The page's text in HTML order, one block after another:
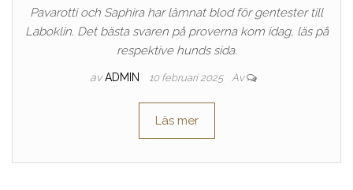
Pavarotti och Saphira har lämnat blod för gentester till
Laboklin. Det bästa svaren på proverna kom idag, läs på
respektive hunds sida.
av ADMIN 10 februari 2025 Av
Läs mer